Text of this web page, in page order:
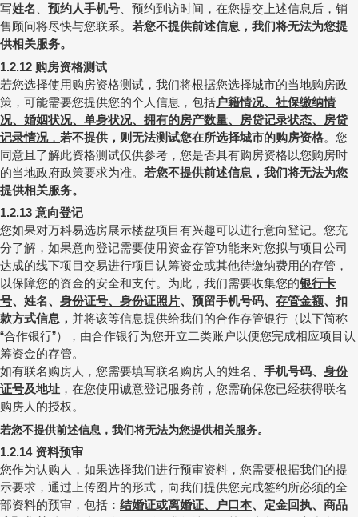
写姓名、 预约人手机号、预约到访时间，在您提交上述信息后，销
售顾问将尽快与您联系。 若您不提供前述信息，我们将无法为您提
供相关服务。
1.2.12 购房资格测试
若您选择使用购房资格测试，我们将根据您选择城市的当地购房政
策，可能需要您提供您的个人信息，包括户籍情况、社保缴纳情
况、婚姻状况、单身状况、拥有的房产数量、房贷记录状态、房贷
记录情况， 若不提供，则无法测试您在所选择城市的购房资格。您
同意且了解此资格测试仅供参考，您是否具有购房资格以您购房时
的当地政府政策要求为准。 若您不提供前述信息，我们将无法为您
提供相关服务。
1.2.13 意向登记
您如果对万科易选房展示楼盘项目有兴趣可以进行意向登记。您充
分了解，如果意向登记需要使用资金存管功能来对您拟与项目公司
达成的线下项目交易进行项目认筹资金或其他待缴纳费用的存管，
以保障您的资金的安全和支付。为此，我们需要收集您的银行卡
号、姓名、 身份证号、身份证照片、预留手机号码、 存管金额、 扣
款方式信息 ， 并将该等信息提供给我们的合作存管银行（以下简称
“合作银行”），由合作银行为您开立二类账户以便您完成相应项目认
筹资金的存管。
如有联名购房人，您需要填写联名购房人的姓名、 手机号码、 身份
证号及地址 ，在您使用诚意登记服务前，您需确保您已经获得联名
购房人的授权。
若您不提供前述信息，我们将无法为您提供相关服务。
1.2.14 资料预审
您作为认购人，如果选择我们进行预审资料，您需要根据我们的提
示要求，通过上传图片的形式，向我们提供您完成签约所必须的全
部资料的预审，包括： 结婚证或离婚证、户口本、定金回执、商品